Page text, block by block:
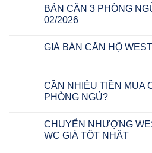
BÁN CĂN 3 PHÒNG
02/2026
GIÁ BÁN CĂN HỘ
CẦN NHIÊU TIỀN MUA
PHÒNG NGỦ?
CHUYỂN NHƯỢNG
WC GIÁ TỐT NHẤT